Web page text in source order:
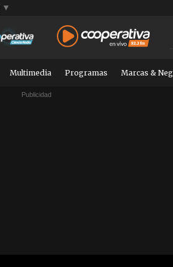
▼
Multimedia Programas Marcas &